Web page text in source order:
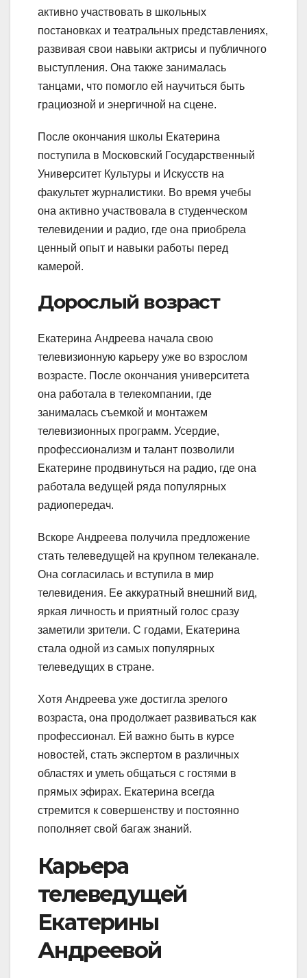
активно участвовать в школьных
постановках и театральных представлениях,
развивая свои навыки актрисы и публичного
выступления. Она также занималась
танцами, что помогло ей научиться быть
грациозной и энергичной на сцене.
После окончания школы Екатерина
поступила в Московский Государственный
Университет Культуры и Искусств на
факультет журналистики. Во время учебы
она активно участвовала в студенческом
телевидении и радио, где она приобрела
ценный опыт и навыки работы перед
камерой.
Дорослый возраст
Екатерина Андреева начала свою
телевизионную карьеру уже во взрослом
возрасте. После окончания университета
она работала в телекомпании, где
занималась съемкой и монтажем
телевизионных программ. Усердие,
профессионализм и талант позволили
Екатерине продвинуться на радио, где она
работала ведущей ряда популярных
радиопередач.
Вскоре Андреева получила предложение
стать телеведущей на крупном телеканале.
Она согласилась и вступила в мир
телевидения. Ее аккуратный внешний вид,
яркая личность и приятный голос сразу
заметили зрители. С годами, Екатерина
стала одной из самых популярных
телеведущих в стране.
Хотя Андреева уже достигла зрелого
возраста, она продолжает развиваться как
профессионал. Ей важно быть в курсе
новостей, стать экспертом в различных
областях и уметь общаться с гостями в
прямых эфирах. Екатерина всегда
стремится к совершенству и постоянно
пополняет свой багаж знаний.
Карьера
телеведущей
Екатерины
Андреевой